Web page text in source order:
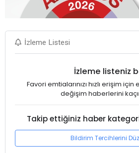
İzleme Listesi
İzleme listeniz
Favori emtialarınızı hızlı erişim
değişim haberlerini
Takip ettiğiniz haber
Bildirim Tercihlerini